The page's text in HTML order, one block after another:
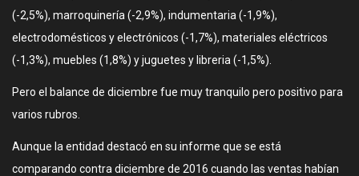
(-2,5%), marroquinería (-2,9%), indumentaria (-1,9%),
electrodomésticos y electrónicos (-1,7%), materiales eléctricos
(-1,3%), muebles (1,8%) y juguetes y libreria (-1,5%).
Pero el balance de diciembre fue muy tranquilo pero positivo para
varios rubros.
Aunque la entidad destacó en su informe que se está
comparando contra diciembre de 2016 cuando las ventas habían